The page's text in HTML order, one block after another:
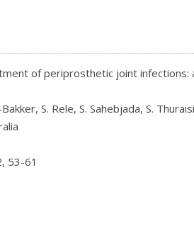
of periprosthetic joint
S. Rele, S. Sahebjada, S.
53-61